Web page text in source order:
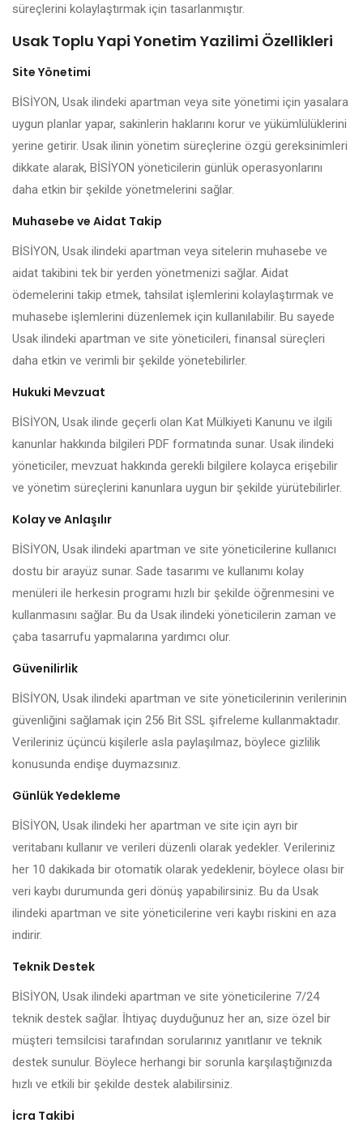
süreçlerini kolaylaştırmak için tasarlanmıştır.
Usak Toplu Yapi Yonetim Yazilimi Özellikleri
Site Yönetimi
BİSİYON, Usak ilindeki apartman veya site yönetimi için yasalara
uygun planlar yapar, sakinlerin haklarını korur ve yükümlülüklerini
yerine getirir. Usak ilinin yönetim süreçlerine özgü gereksinimleri
dikkate alarak, BİSİYON yöneticilerin günlük operasyonlarını
daha etkin bir şekilde yönetmelerini sağlar.
Muhasebe ve Aidat Takip
BİSİYON, Usak ilindeki apartman veya sitelerin muhasebe ve
aidat takibini tek bir yerden yönetmenizi sağlar. Aidat
ödemelerini takip etmek, tahsilat işlemlerini kolaylaştırmak ve
muhasebe işlemlerini düzenlemek için kullanılabilir. Bu sayede
Usak ilindeki apartman ve site yöneticileri, finansal süreçleri
daha etkin ve verimli bir şekilde yönetebilirler.
Hukuki Mevzuat
BİSİYON, Usak ilinde geçerli olan Kat Mülkiyeti Kanunu ve ilgili
kanunlar hakkında bilgileri PDF formatında sunar. Usak ilindeki
yöneticiler, mevzuat hakkında gerekli bilgilere kolayca erişebilir
ve yönetim süreçlerini kanunlara uygun bir şekilde yürütebilirler.
Kolay ve Anlaşılır
BİSİYON, Usak ilindeki apartman ve site yöneticilerine kullanıcı
dostu bir arayüz sunar. Sade tasarımı ve kullanımı kolay
menüleri ile herkesin programı hızlı bir şekilde öğrenmesini ve
kullanmasını sağlar. Bu da Usak ilindeki yöneticilerin zaman ve
çaba tasarrufu yapmalarına yardımcı olur.
Güvenilirlik
BİSİYON, Usak ilindeki apartman ve site yöneticilerinin verilerinin
güvenliğini sağlamak için 256 Bit SSL şifreleme kullanmaktadır.
Verileriniz üçüncü kişilerle asla paylaşılmaz, böylece gizlilik
konusunda endişe duymazsınız.
Günlük Yedekleme
BİSİYON, Usak ilindeki her apartman ve site için ayrı bir
veritabanı kullanır ve verileri düzenli olarak yedekler. Verileriniz
her 10 dakikada bir otomatik olarak yedeklenir, böylece olası bir
veri kaybı durumunda geri dönüş yapabilirsiniz. Bu da Usak
ilindeki apartman ve site yöneticilerine veri kaybı riskini en aza
indirir.
Teknik Destek
BİSİYON, Usak ilindeki apartman ve site yöneticilerine 7/24
teknik destek sağlar. İhtiyaç duyduğunuz her an, size özel bir
müşteri temsilcisi tarafından sorularınız yanıtlanır ve teknik
destek sunulur. Böylece herhangi bir sorunla karşılaştığınızda
hızlı ve etkili bir şekilde destek alabilirsiniz.
İcra Takibi